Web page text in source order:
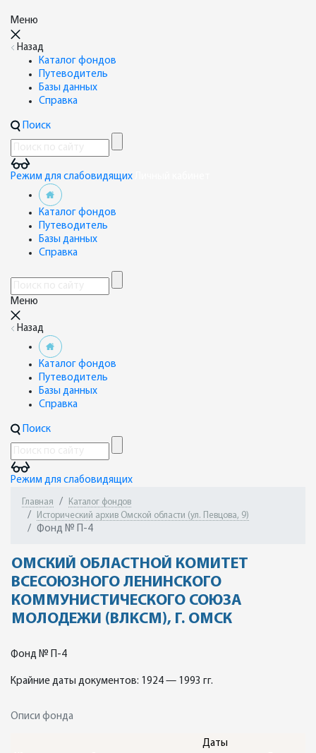
Меню
Назад
Каталог фондов
Путеводитель
Базы данных
Справка
Поиск
Режим для слабовидящих
Каталог фондов
Путеводитель
Базы данных
Справка
Меню
Назад
Каталог фондов
Путеводитель
Базы данных
Справка
Поиск
Режим для слабовидящих
Главная
Каталог фондов
Исторический архив Омской области (ул. Певцова, 9)
Фонд № П-4
ОМСКИЙ ОБЛАСТНОЙ КОМИТЕТ
ВСЕСОЮЗНОГО ЛЕНИНСКОГО
КОММУНИСТИЧЕСКОГО СОЮЗА
МОЛОДЕЖИ (ВЛКСМ), Г. ОМСК
Фонд № П-4
Крайние даты документов: 1924 — 1993 гг.
Описи фонда
Даты